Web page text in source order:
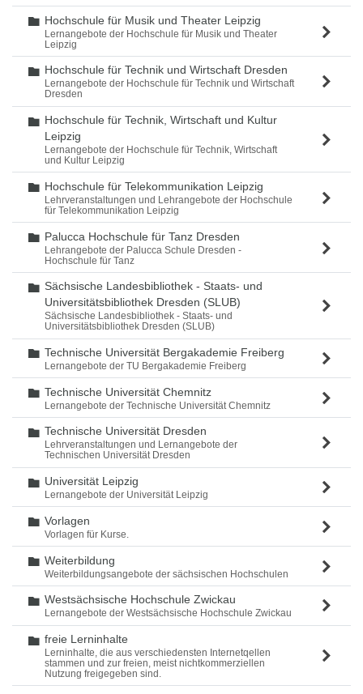
Ordner
Hochschule für Musik und Theater Leipzig
Lernangebote der Hochschule für Musik und Theater
Leipzig
Ordner
Hochschule für Technik und Wirtschaft Dresden
Lernangebote der Hochschule für Technik und Wirtschaft
Dresden
Ordner
Hochschule für Technik, Wirtschaft und Kultur
Leipzig
Lernangebote der Hochschule für Technik, Wirtschaft
und Kultur Leipzig
Ordner
Hochschule für Telekommunikation Leipzig
Lehrveranstaltungen und Lehrangebote der Hochschule
für Telekommunikation Leipzig
Ordner
Palucca Hochschule für Tanz Dresden
Lehrangebote der Palucca Schule Dresden -
Hochschule für Tanz
Ordner
Sächsische Landesbibliothek - Staats- und
Universitätsbibliothek Dresden (SLUB)
Sächsische Landesbibliothek - Staats- und
Universitätsbibliothek Dresden (SLUB)
Ordner
Technische Universität Bergakademie Freiberg
Lernangebote der TU Bergakademie Freiberg
Ordner
Technische Universität Chemnitz
Lernangebote der Technische Universität Chemnitz
Ordner
Technische Universität Dresden
Lehrveranstaltungen und Lernangebote der
Technischen Universität Dresden
Ordner
Universität Leipzig
Lernangebote der Universität Leipzig
Ordner
Vorlagen
Vorlagen für Kurse.
Ordner
Weiterbildung
Weiterbildungsangebote der sächsischen Hochschulen
Ordner
Westsächsische Hochschule Zwickau
Lernangebote der Westsächsische Hochschule Zwickau
Ordner
freie Lerninhalte
Lerninhalte, die aus verschiedensten Internetqellen
stammen und zur freien, meist nichtkommerziellen
Nutzung freigegeben sind.